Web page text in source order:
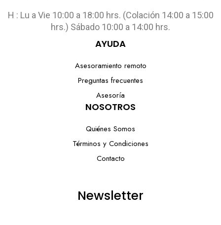
H : Lu a Vie 10:00 a 18:00 hrs. (Colación 14:00 a 15:00
hrs.) Sábado 10:00 a 14:00 hrs.
AYUDA
Asesoramiento remoto
Preguntas frecuentes
Asesoría
NOSOTROS
Quiénes Somos
Términos y Condiciones
Contacto
Newsletter